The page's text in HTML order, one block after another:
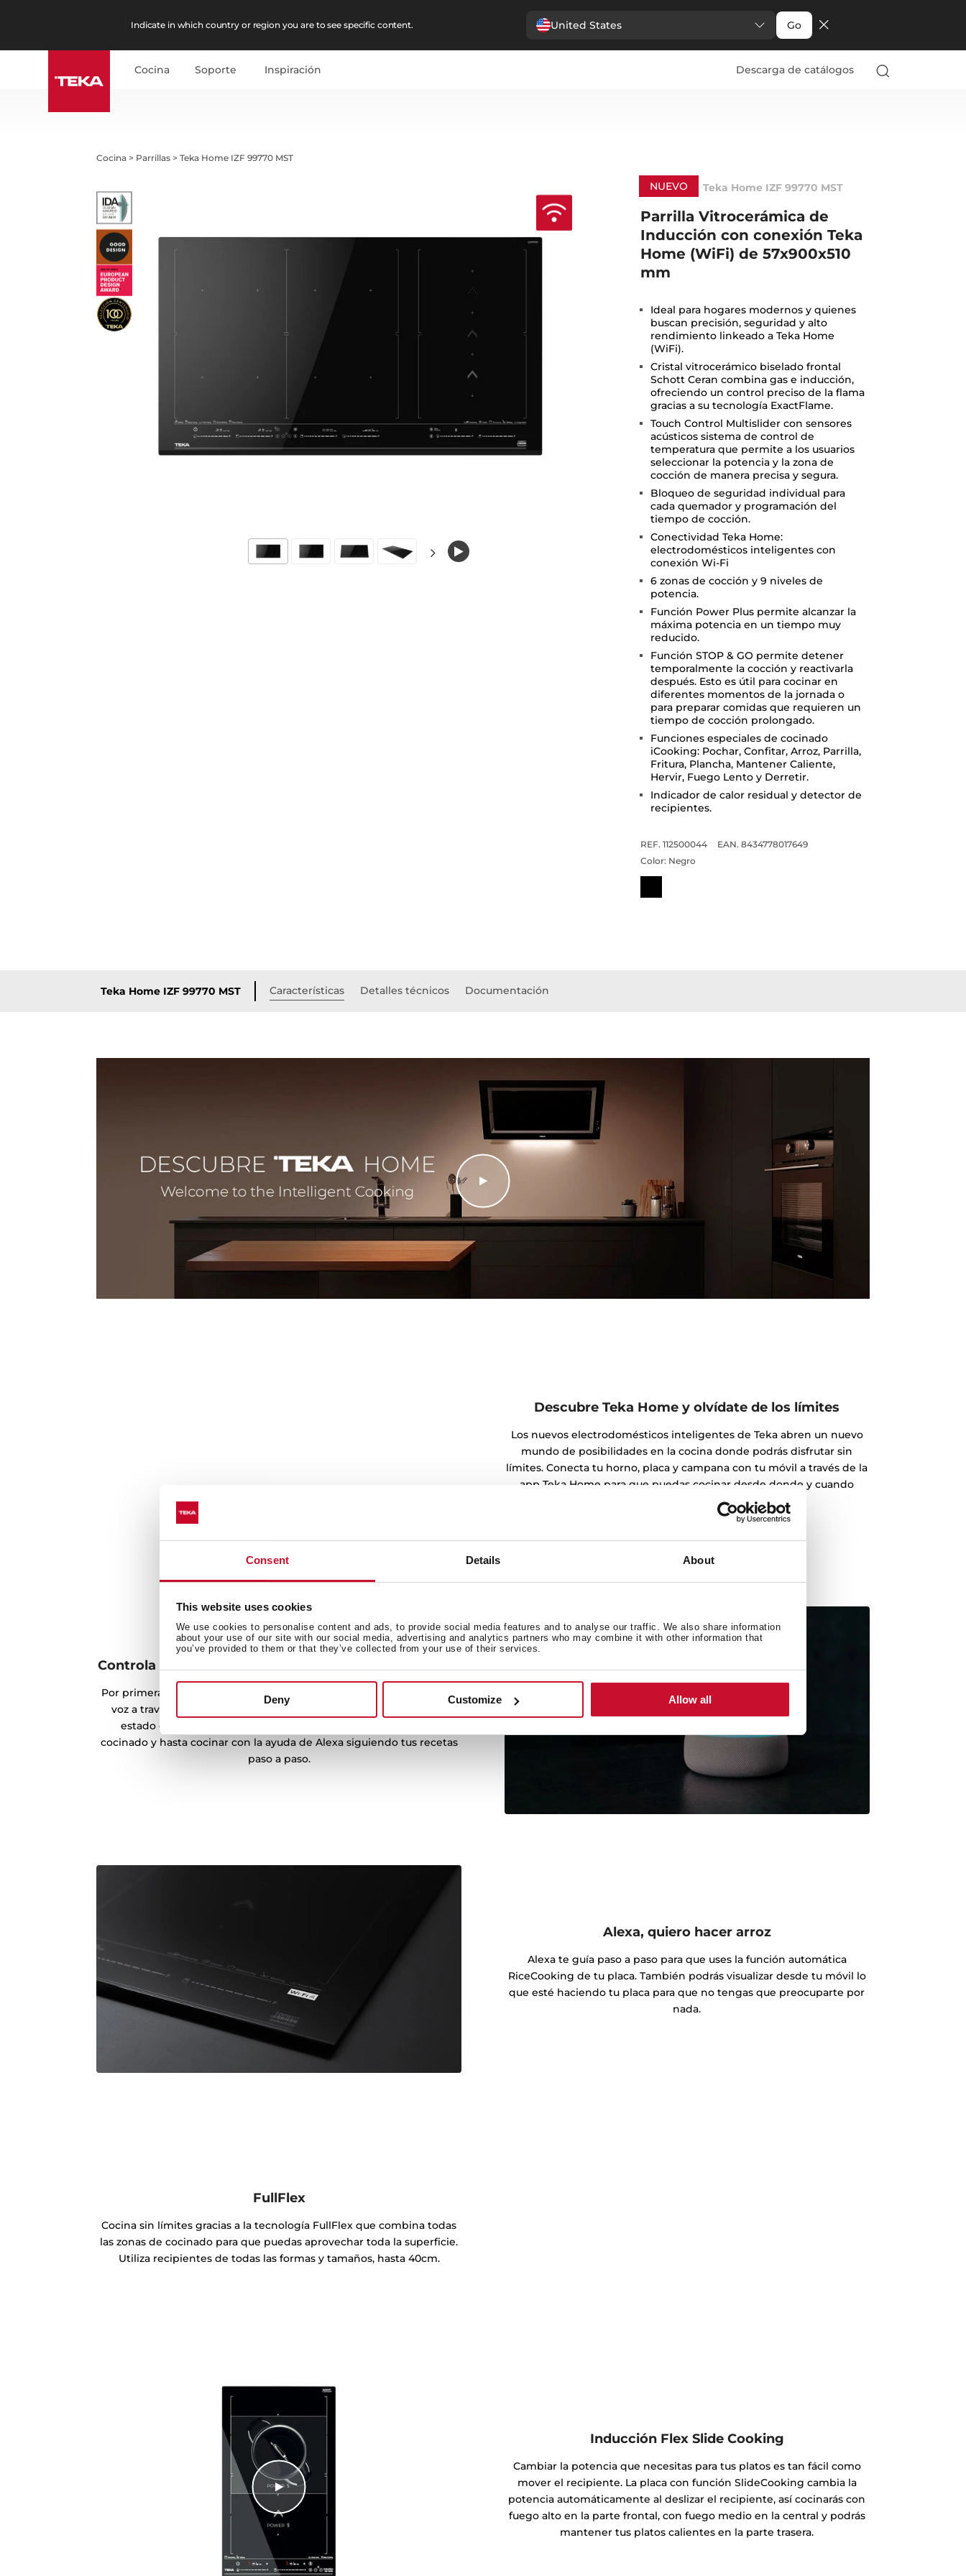
Consent Details About
This website uses cookies
We use cookies to personalise content and ads, to provide social media features and to analyse our traffic. We also share information
about your use of our site with our social media, advertising and analytics partners who may combine it with other information that
you’ve provided to them or that they’ve collected from your use of their services.
Deny Customize Allow all
Indicate in which country or region you are to see specific content. United States Go
Cocina Soporte Inspiración Descarga de catálogos
Cocina > Parrillas >Teka Home IZF 99770 MST
NUEVO Teka Home IZF 99770 MST
Parrilla Vitrocerámica de
Inducción con conexión Teka
Home (WiFi) de 57x900x510
mm
Ideal para hogares modernos y quienes
buscan precisión, seguridad y alto
rendimiento linkeado a Teka Home
(WiFi).
Cristal vitrocerámico biselado frontal
Schott Ceran combina gas e inducción,
ofreciendo un control preciso de la flama
gracias a su tecnología ExactFlame.
Touch Control Multislider con sensores
acústicos sistema de control de
temperatura que permite a los usuarios
seleccionar la potencia y la zona de
cocción de manera precisa y segura.
Bloqueo de seguridad individual para
cada quemador y programación del
tiempo de cocción.
Conectividad Teka Home:
electrodomésticos inteligentes con
conexión Wi-Fi
6 zonas de cocción y 9 niveles de
potencia.
Función Power Plus permite alcanzar la
máxima potencia en un tiempo muy
reducido.
Función STOP & GO permite detener
temporalmente la cocción y reactivarla
después. Esto es útil para cocinar en
diferentes momentos de la jornada o
para preparar comidas que requieren un
tiempo de cocción prolongado.
Funciones especiales de cocinado
iCooking: Pochar, Confitar, Arroz, Parrilla,
Fritura, Plancha, Mantener Caliente,
Hervir, Fuego Lento y Derretir.
Indicador de calor residual y detector de
recipientes.
REF. 112500044
EAN. 8434778017649
Color: Negro
Teka Home IZF 99770 MST Características Detalles técnicos Documentación
Descubre Teka Home y olvídate de los límites
Los nuevos electrodomésticos inteligentes de Teka abren un nuevo
mundo de posibilidades en la cocina donde podrás disfrutar sin
límites. Conecta tu horno, placa y campana con tu móvil a través de la
app Teka Home para que puedas cocinar desde donde y cuando
Controla tus electrodomésticos Teka Home con Alexa
Por primera vez, puedes controlar tus electrodomésticos Teka con la
voz a través de Alexa. Podrás encenderlos, apagarlos, controlar el
estado de tus recetas, modificar la temperatura, el tiempo de
cocinado y hasta cocinar con la ayuda de Alexa siguiendo tus recetas
paso a paso.
Alexa, quiero hacer arroz
Alexa te guía paso a paso para que uses la función automática
RiceCooking de tu placa. También podrás visualizar desde tu móvil lo
que esté haciendo tu placa para que no tengas que preocuparte por
nada.
FullFlex
Cocina sin límites gracias a la tecnología FullFlex que combina todas
las zonas de cocinado para que puedas aprovechar toda la superficie.
Utiliza recipientes de todas las formas y tamaños, hasta 40cm.
Inducción Flex Slide Cooking
Cambiar la potencia que necesitas para tus platos es tan fácil como
mover el recipiente. La placa con función SlideCooking cambia la
potencia automáticamente al deslizar el recipiente, así cocinarás con
fuego alto en la parte frontal, con fuego medio en la central y podrás
mantener tus platos calientes en la parte trasera.